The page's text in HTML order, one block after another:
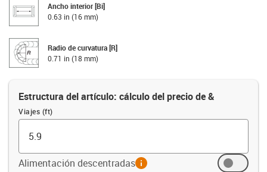
Ancho interior [Bi]
0.63 in (16 mm)
Radio de curvatura [R]
0.71 in (18 mm)
Estructura del artículo: cálculo del precio de &
Viajes (ft)
Alimentación descentradasinfo